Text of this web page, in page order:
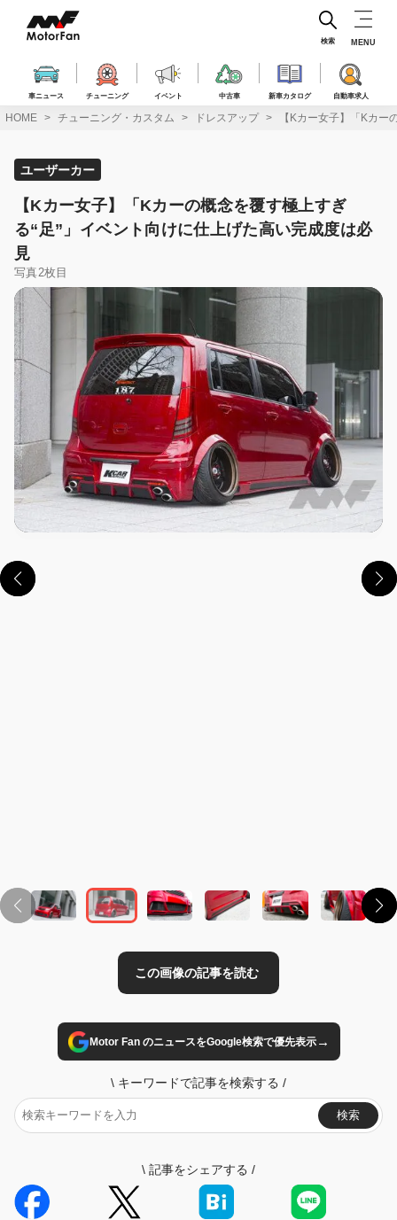
ス
車ニュース チューニング イベント 中古車 新車カタログ 自動車求人
検索 MENU
HOME チューニング・カスタム ドレスアップ 【Kカー女子】「Kカー
ユーザーカー
【Kカー女子】「Kカーの概念を覆す極上すぎ
る“足”」イベント向けに仕上げた高い完成度は必
見
写真2枚目
Motor Fan のニュースをGoogle検索で優先表示→
\ キーワードで記事を検索する /
検索
\ 記事をシェアする /